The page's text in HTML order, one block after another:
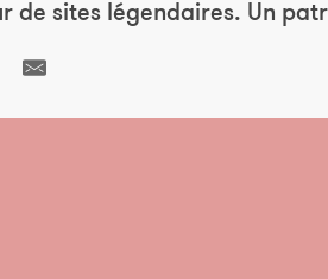
de sites légendaires. Un